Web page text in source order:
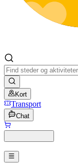
Kort
Transport
Chat